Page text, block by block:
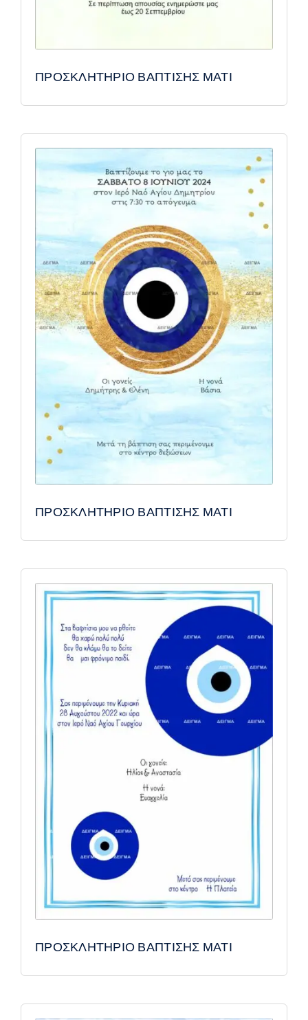
ΠΡΟΣΚΛΗΤΗΡΙΟ ΒΑΠΤΙΣΗΣ ΜΑΤΙ
ΠΡΟΣΚΛΗΤΗΡΙΟ ΒΑΠΤΙΣΗΣ ΜΑΤΙ
ΠΡΟΣΚΛΗΤΗΡΙΟ ΒΑΠΤΙΣΗΣ ΜΑΤΙ